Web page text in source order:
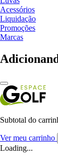
Acessórios
Liquidação
Promoções
Marcas
Subtotal do
Ver meu carrinho
Loading...